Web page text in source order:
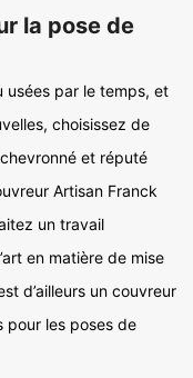
la pose de
usées par le temps, et
choisissez de
et réputé
Artisan Franck
un travail
en matière de mise
d’ailleurs un couvreur
pour les poses de